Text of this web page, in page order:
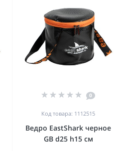
0
Код товара: 1112515
Ведро EastShark черное
GB d25 h15 см